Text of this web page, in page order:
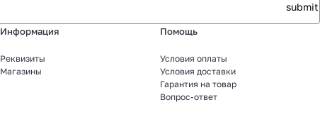
Информация
Реквизиты
Магазины
Помощь
Условия оплаты
Условия доставки
Гарантия на товар
Вопрос-ответ